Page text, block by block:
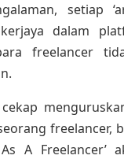
setiap
kerjaya dalam
freelancer
freelancer,
A Freelancer’